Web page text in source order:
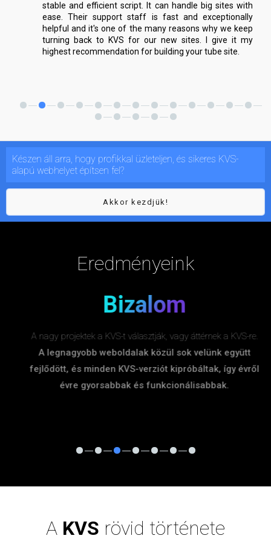
stable and efficient script. It can handle big sites with
ease. Their support staff is fast and exceptionally
helpful and it's one of the many reasons why we keep
turning back to KVS for our new sites. I give it my
highest recommendation for building your tube site.
Készen áll arra, hogy profikkal üzleteljen, és sikeres KVS-
alapú webhelyet építsen fel?
Akkor kezdjük!
Eredményeink
Bizalom
A nagy projektek a KVS-t választják, vagy áttérnek a KVS-re.
A legnagyobb weboldalak közül sok velünk együtt
fejlődött, és minden KVS-verziót kipróbáltak, így évről
évre gyorsabbak és funkcionálisabbak.
A KVS rövid története